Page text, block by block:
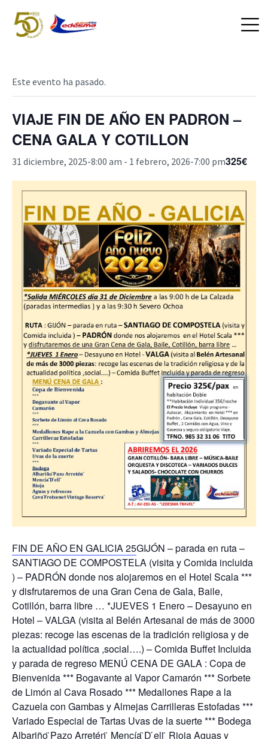
Este evento ha pasado.
VIAJE FIN DE AÑO EN PADRON –
CENA GALA Y COTILLON
31 diciembre, 2025-8:00 am - 1 febrero, 2026-7:00 pm325€
FIN DE AÑO EN GALICIA 25GIJÓN – parada en ruta –
SANTIAGO DE COMPOSTELA (visita y Comida incluida
) – PADRÓN donde nos alojaremos en el Hotel Scala ***
y disfrutaremos de una Gran Cena de Gala, Baile,
Cotillón, barra libre … *JUEVES 1 Enero – Desayuno en
Hotel – VALGA (visita al Belén Artesanal de más de 3000
piezas: recoge las escenas de la tradición religiosa y de
la actualidad política ,social….) – Comida Buffet Incluida
y parada de regreso MENÚ CENA DE GALA : Copa de
Bienvenida *** Bogavante al Vapor Camarón *** Sorbete
de Limón al Cava Rosado *** Medallones Rape a la
Cazuela con Gambas y Almejas Carrilleras Estofadas ***
Variado Especial de Tartas Uvas de la suerte *** Bodega
Albariño ̈Pazo Arretén ̈ Mencía ̈D ́eli ̈ Rioja Aguas y